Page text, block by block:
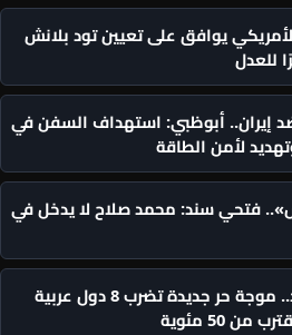
يوافق على تعيين تود بلانش
للعدل
إيران.. أبوظبي: استهداف السفن في
لأمن الطاقة
فتحي سند: محمد صلاح لا يدخل في
صيف 2026 يشتد.. موجة حر جديدة تضرب 8 دول عربية
50 مئوية